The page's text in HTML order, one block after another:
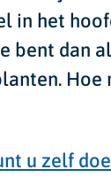
in het
bent dan
u zelf